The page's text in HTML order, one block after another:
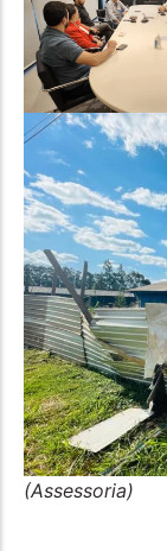
(Assessoria)